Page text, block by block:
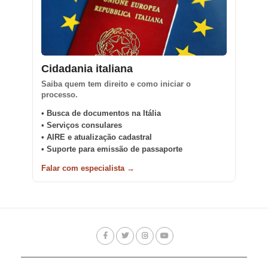
Cidadania italiana
Saiba quem tem direito e como iniciar o
processo.
• Busca de documentos na Itália
• Serviços consulares
• AIRE e atualização cadastral
• Suporte para emissão de passaporte
Falar com especialista →